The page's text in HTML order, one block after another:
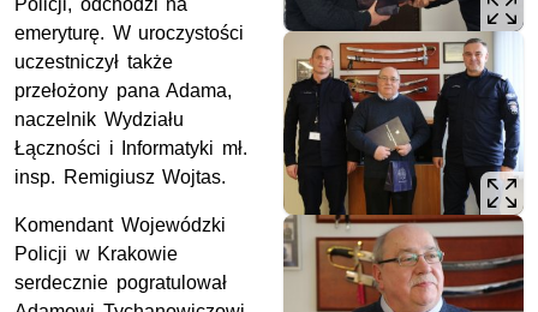
emeryturę. W uroczystości
uczestniczył także
przełożony pana Adama,
naczelnik Wydziału
Łączności i Informatyki mł.
insp. Remigiusz Wojtas.
Komendant Wojewódzki
Policji w Krakowie
serdecznie pogratulował